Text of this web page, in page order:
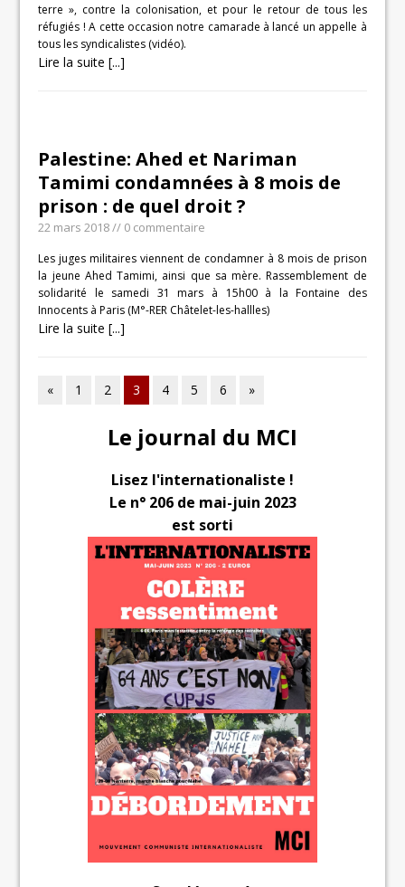
terre », contre la colonisation, et pour le retour de tous les
réfugiés ! A cette occasion notre camarade à lancé un appelle à
tous les syndicalistes (vidéo).
Lire la suite [...]
Palestine: Ahed et Nariman
Tamimi condamnées à 8 mois de
prison : de quel droit ?
22 mars 2018// 0 commentaire
Les juges militaires viennent de condamner à 8 mois de prison
la jeune Ahed Tamimi, ainsi que sa mère. Rassemblement de
solidarité le samedi 31 mars à 15h00 à la Fontaine des
Innocents à Paris (M°-RER Châtelet-les-hallles)
Lire la suite [...]
« 1 2 3 4 5 6 »
Le journal du MCI
Lisez l'internationaliste !
Le n° 206 de mai-juin 2023
est sorti